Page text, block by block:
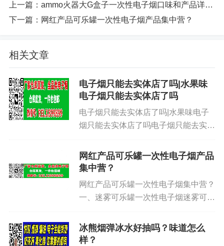
上一篇： ​ammo火器大G盒子一次性电子烟口味和产品详细情况介绍！
下一篇： 网红产品可乐罐一次性电子烟产品集中营？
相关文章
电子烟只能去实体店了吗|水果味
电子烟只能去实体店了吗
电子烟只能去实体店了吗|水果味电子
烟只能去实体店了吗电子烟只能去实体
吗电子烟只能去实体店了吗|水果味电
子烟只能去实体店了吗电子烟只能去实
网红产品可乐罐一次性电子烟产品
集中营？
网红产品可乐罐一次性电子烟集中营？
一、迷雾可乐罐一次性电子烟迷雾可乐
乐罐一次性电子烟形状的电子烟，也是
目前卖的最火的一次性电子烟品牌之
冰熊烟弹冰水好抽吗？味道怎么
样？